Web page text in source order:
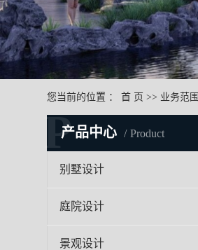
您当前的位置 ：首 页 >> 业务范围
产品中心 Product
P
别墅设计
庭院设计
景观设计